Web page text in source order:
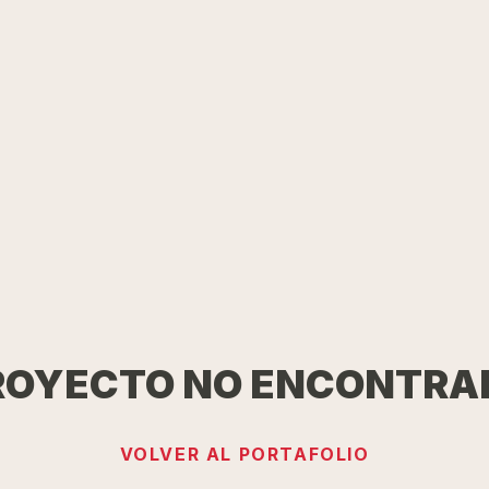
NO
VOLVER AL PORTAFOLIO